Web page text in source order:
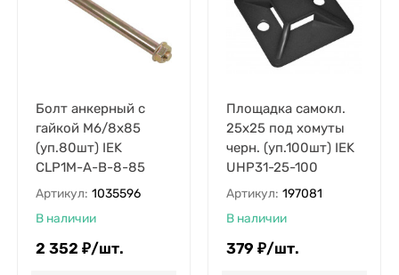
Болт анкерный с
гайкой М6/8х85
(уп.80шт) IEK
CLP1M-A-B-8-85
Артикул: 1035596
В наличии
2 352 ₽/шт.
Площадка самокл.
25х25 под хомуты
черн. (уп.100шт) IEK
UHP31-25-100
Артикул: 197081
В наличии
379 ₽/шт.